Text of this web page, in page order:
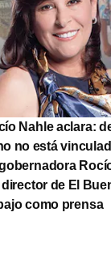
Nahle aclara:
no está
de El
como prensa